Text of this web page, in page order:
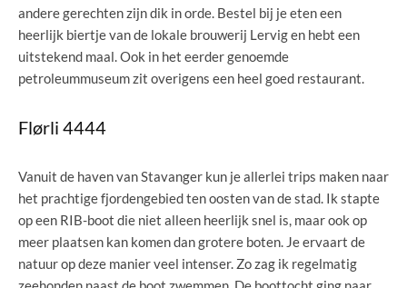
andere gerechten zijn dik in orde. Bestel bij je eten een
heerlijk biertje van de lokale brouwerij Lervig en hebt een
uitstekend maal. Ook in het eerder genoemde
petroleummuseum zit overigens een heel goed restaurant.
Flørli 4444
Vanuit de haven van Stavanger kun je allerlei trips maken naar
het prachtige fjordengebied ten oosten van de stad. Ik stapte
op een RIB-boot die niet alleen heerlijk snel is, maar ook op
meer plaatsen kan komen dan grotere boten. Je ervaart de
natuur op deze manier veel intenser. Zo zag ik regelmatig